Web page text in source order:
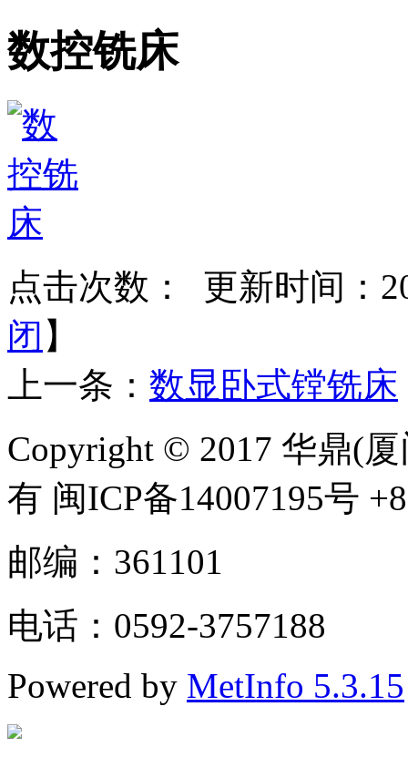
数控铣床
点击次数：
更新时间：
闭 】
上一条： 数显卧式镗铣床
Copyright © 2017 华鼎(
有 闽ICP备14007195号
邮编：361101
电话：0592-3757188
Powered by MetInfo 5.3.15